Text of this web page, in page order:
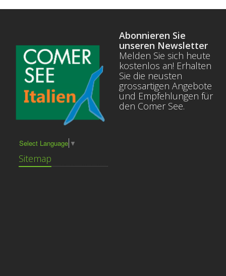
Select Language ▼
Sitemap
Abonnieren Sie
unseren Newsletter
Melden Sie sich heute
kostenlos an! Erhalten
Sie die neusten
grossartigen Angebote
und Empfehlungen für
den Comer See.